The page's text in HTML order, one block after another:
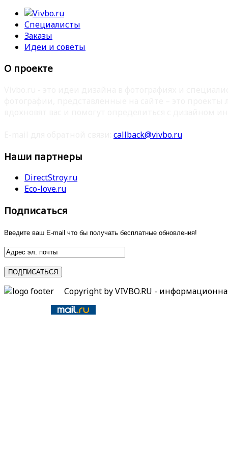
Специалисты
Заказы
Идеи и советы
О проекте
callback@vivbo.ru
Наши партнеры
DirectStroy.ru
Eco-love.ru
Подписаться
Введите ваш E-mail что бы получать бесплатные обновления!
Copyright by VIVBO.RU -